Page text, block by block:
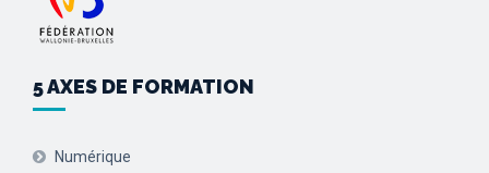
5 AXES DE FORMATION
Numérique